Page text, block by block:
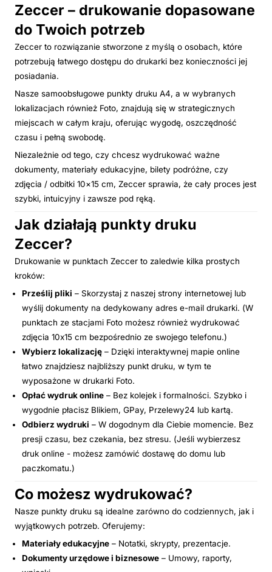
Zeccer – drukowanie dopasowane
do Twoich potrzeb
Zeccer to rozwiązanie stworzone z myślą o osobach, które
potrzebują łatwego dostępu do drukarki bez konieczności jej
posiadania.
Nasze samoobsługowe punkty druku A4, a w wybranych
lokalizacjach również Foto, znajdują się w strategicznych
miejscach w całym kraju, oferując wygodę, oszczędność
czasu i pełną swobodę.
Niezależnie od tego, czy chcesz wydrukować ważne
dokumenty, materiały edukacyjne, bilety podróżne, czy
zdjęcia / odbitki 10×15 cm, Zeccer sprawia, że cały proces jest
szybki, intuicyjny i zawsze pod ręką.
Jak działają punkty druku
Zeccer?
Drukowanie w punktach Zeccer to zaledwie kilka prostych
kroków:
Prześlij pliki – Skorzystaj z naszej strony internetowej lub
wyślij dokumenty na dedykowany adres e-mail drukarki. (W
punktach ze stacjami Foto możesz również wydrukować
zdjęcia 10x15 cm bezpośrednio ze swojego telefonu.)
Wybierz lokalizację – Dzięki interaktywnej mapie online
łatwo znajdziesz najbliższy punkt druku, w tym te
wyposażone w drukarki Foto.
Opłać wydruk online – Bez kolejek i formalności. Szybko i
wygodnie płacisz Blikiem, GPay, Przelewy24 lub kartą.
Odbierz wydruki – W dogodnym dla Ciebie momencie. Bez
presji czasu, bez czekania, bez stresu. (Jeśli wybierzesz
druk online - możesz zamówić dostawę do domu lub
paczkomatu.)
Co możesz wydrukować?
Nasze punkty druku są idealne zarówno do codziennych, jak i
wyjątkowych potrzeb. Oferujemy:
Materiały edukacyjne – Notatki, skrypty, prezentacje.
Dokumenty urzędowe i biznesowe – Umowy, raporty,